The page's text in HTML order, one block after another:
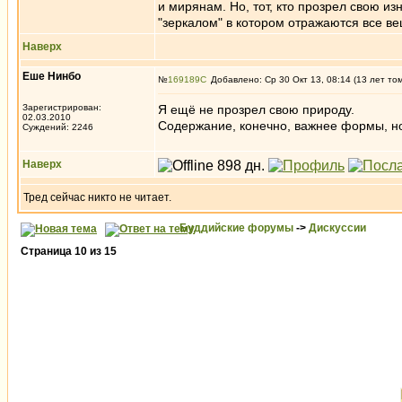
и мирянам. Но, тот, кто прозрел свою
"зеркалом" в котором отражаются все
Наверх
Еше Нинбо
Зарегистрирован:
02.03.2010
Суждений: 2246
№169189 Добавлено: Ср 30 Окт 13, 08:14 (13 лет
Я ещё не прозрел свою природу.
Содержание, конечно, важнее формы,
Наверх
Тред сейчас никто не читает.
Буддийские форумы -> Дискуссии
Страница 10 из 15